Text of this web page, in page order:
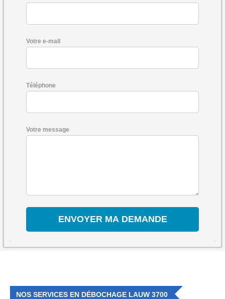
Votre e-mail
Téléphone
Votre message
NOS SERVICES EN DÉBOCHAGE LAUW 3700